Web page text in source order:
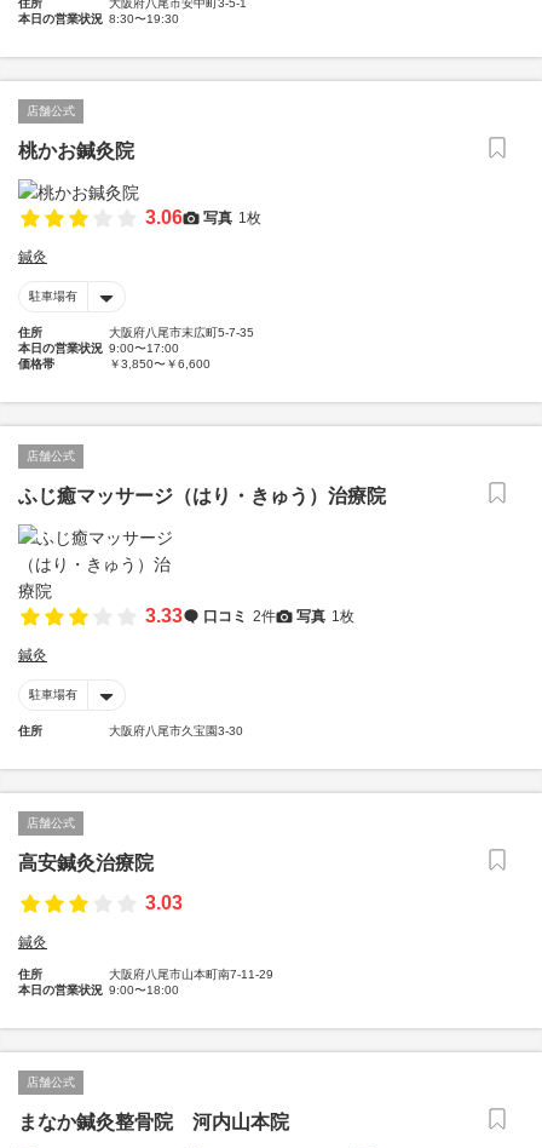
住所
大阪府八尾市安中町3-5-1
本日の営業状況 8:30〜19:30
店舗公式
桃かお鍼灸院
3.06 写真 1枚
鍼灸
駐車場有
住所
大阪府八尾市末広町5-7-35
本日の営業状況 9:00〜17:00
価格帯
￥3,850〜￥6,600
店舗公式
ふじ癒マッサージ（はり・きゅう）治療院
3.33 口コミ 2件 写真 1枚
鍼灸
駐車場有
住所 大阪府八尾市久宝園3-30
店舗公式
高安鍼灸治療院
3.03
鍼灸
住所
大阪府八尾市山本町南7-11-29
本日の営業状況 9:00〜18:00
店舗公式
まなか鍼灸整骨院 河内山本院